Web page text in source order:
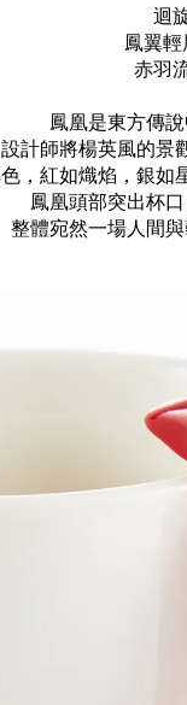
迴
鳳翼
赤羽
鳳凰是東方傳
設計師將楊英風的景
，紅如熾焰，銀如
鳳凰頭部突出杯
整體宛然一場人間